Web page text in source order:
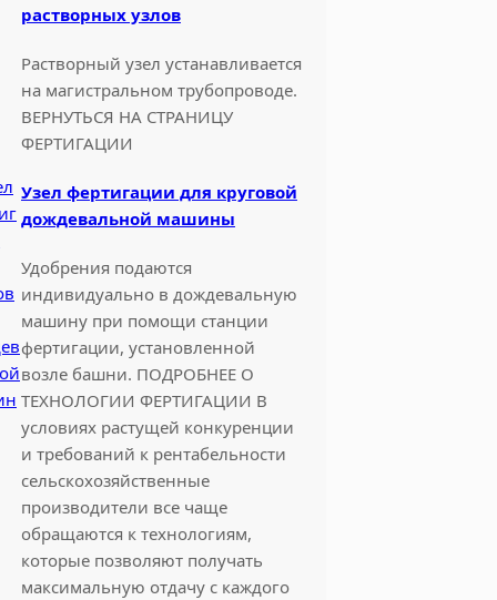
растворных узлов
Растворный узел устанавливается
на магистральном трубопроводе.
ВЕРНУТЬСЯ НА СТРАНИЦУ
ФЕРТИГАЦИИ
Узел фертигации для круговой
дождевальной машины
Удобрения подаются
индивидуально в дождевальную
машину при помощи станции
фертигации, установленной
возле башни. ПОДРОБНЕЕ О
ТЕХНОЛОГИИ ФЕРТИГАЦИИ В
условиях растущей конкуренции
и требований к рентабельности
сельскохозяйственные
производители все чаще
обращаются к технологиям,
которые позволяют получать
максимальную отдачу с каждого